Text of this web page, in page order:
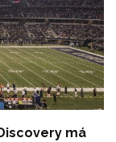
má